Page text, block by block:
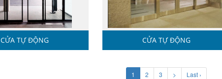
CỬA TỰ ĐỘNG CỬA TỰ ĐỘNG
1 2 3 > Last ›